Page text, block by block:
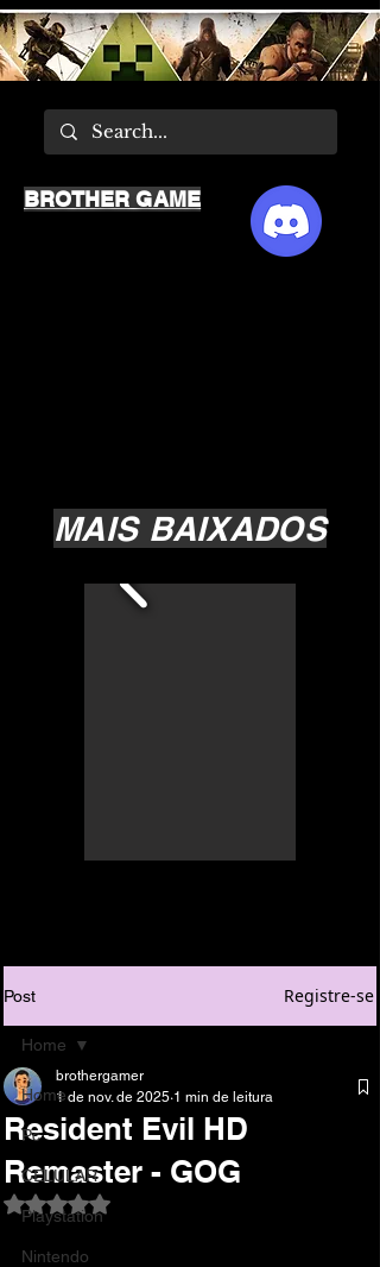
MAIS BAIXADOS
BROTHER GAME
Post Registre-se
Home
Pc
CELULAR
Playstation
Nintendo
Home
Resident Evil HD
Remaster - GOG
brothergamer
1 de nov. de 2025 1 min de leitura
Avaliado com NaN de 5 estrelas.